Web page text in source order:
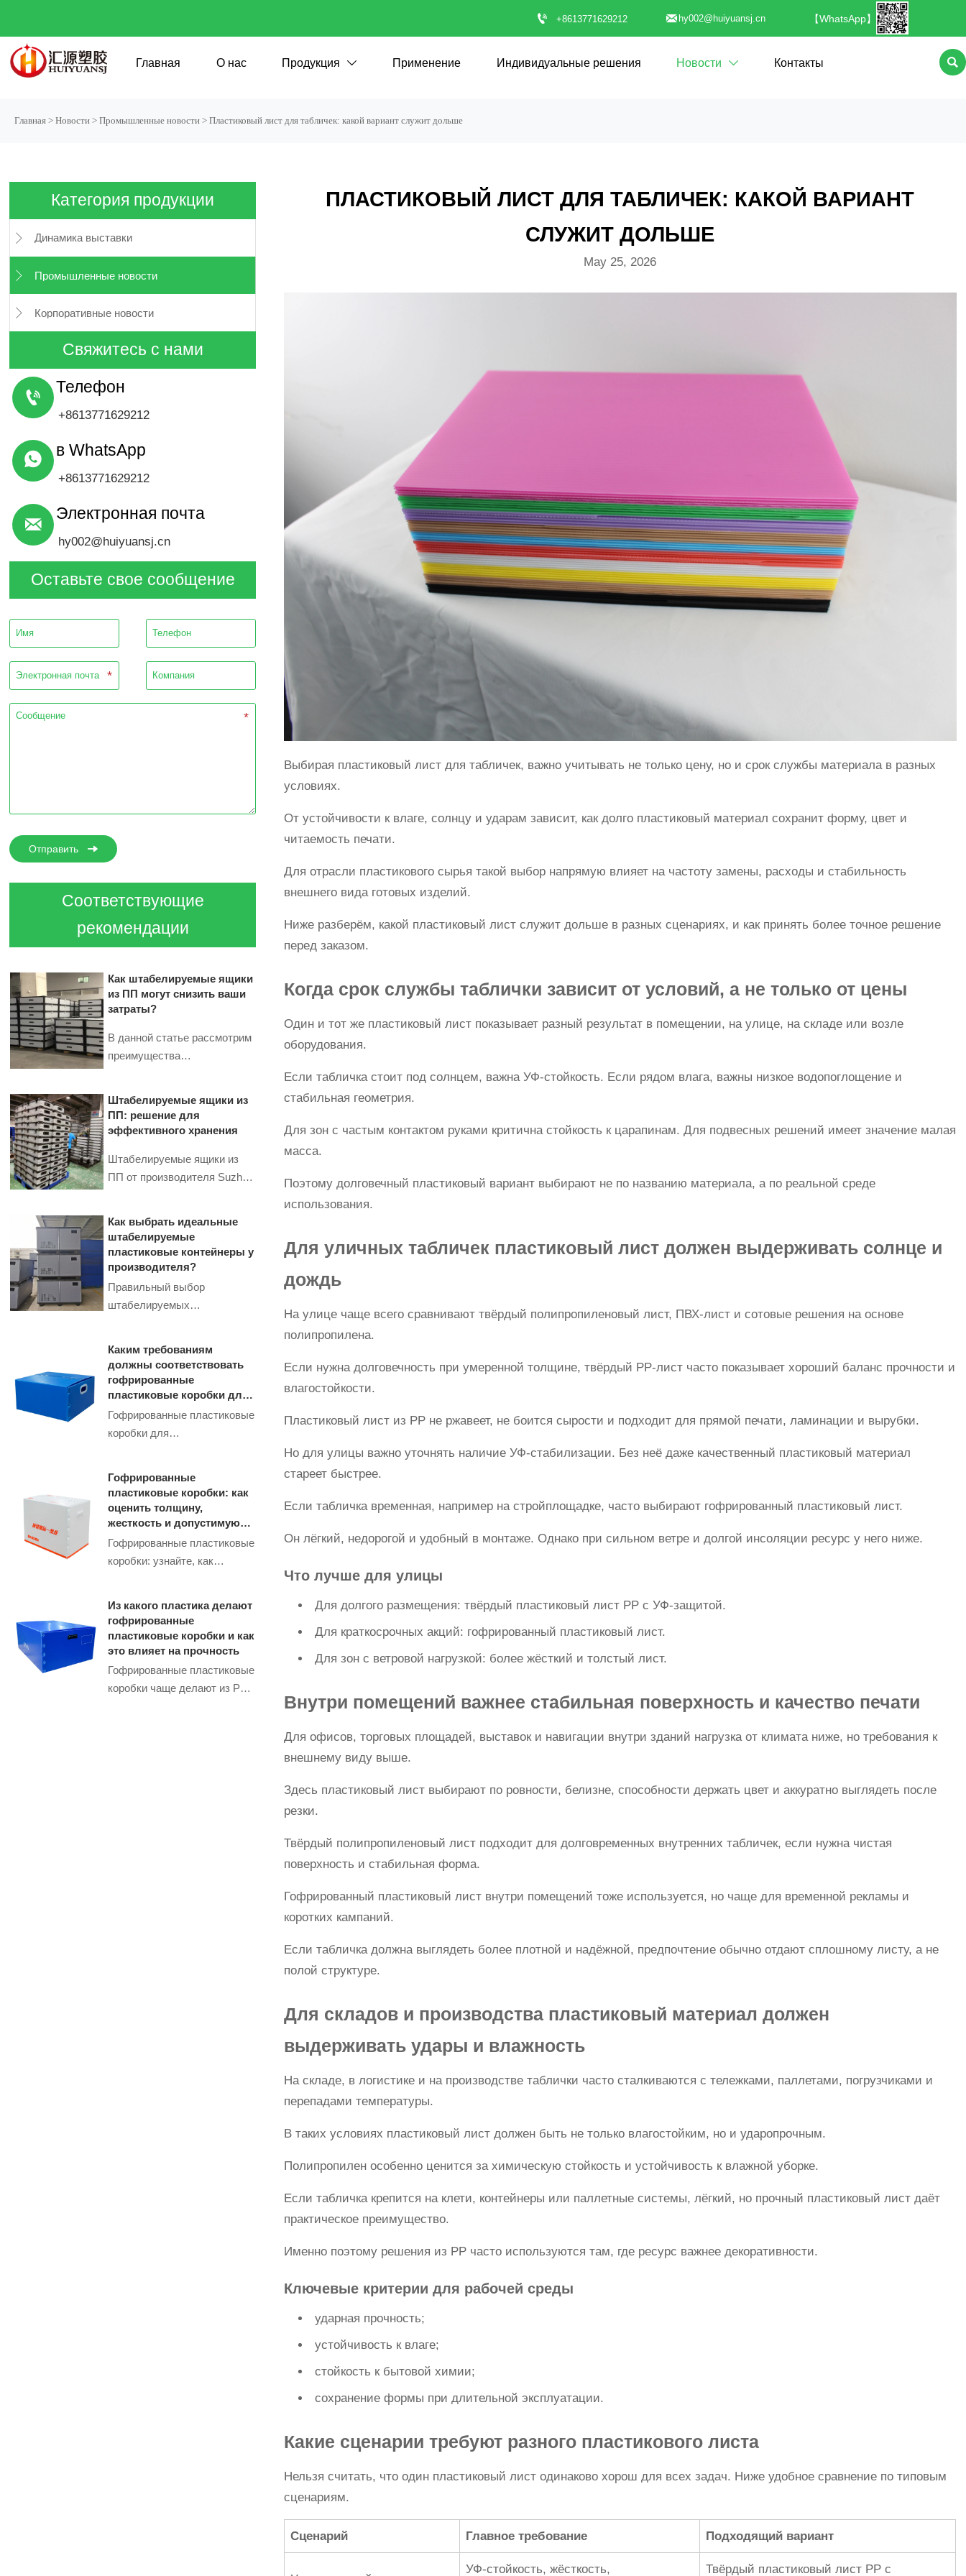
 +8613771629212  hy002@huiyuansj.cn 【WhatsApp】
Главная О нас Продукция  Применение Индивидуальные решения Новости  Контакты 
Главная > Новости > Промышленные новости > Пластиковый лист для табличек: какой вариант служит дольше
Категория продукции
 Динамика выставки
 Промышленные новости
 Корпоративные новости
Свяжитесь с нами

Телефон
+8613771629212

в WhatsApp
+8613771629212

Электронная почта
hy002@huiyuansj.cn
Оставьте свое сообщение
Отправить
Соответствующие
рекомендации
Как штабелируемые ящики
из ПП могут снизить ваши
затраты?
В данной статье рассмотрим
преимущества
вашему бизнесу сократить
затраты на логистику и
хранения.
Штабелируемые ящики из
ПП: решение для
эффективного хранения
Штабелируемые ящики из
ПП от производителя Suzhou
решения для складов.
Соответствуют
международным стандартам,
выдерживают многоярусное
складирование.
Как выбрать идеальные
штабелируемые
пластиковые контейнеры у
производителя?
Правильный выбор
штабелируемых
экономить пространство, но
и гарантировать
безопасность хранимых
товаров. Узнайте, какой
производитель сможет
контейнерами, подходящими
Каким требованиям
должны соответствовать
гофрированные
пластиковые коробки для
промышленного
применения
Гофрированные пластиковые
коробки для
прочности, чистоты и
ресурса. Узнайте, как
выбрать надежное решение
для логистики.
Гофрированные
пластиковые коробки: как
оценить толщину,
жесткость и допустимую
нагрузку
Гофрированные пластиковые
коробки: узнайте, как
чтобы выбрать надежную
тару, снизить потери и
избежать скрытых затрат.
Из какого пластика делают
гофрированные
пластиковые коробки и как
это влияет на прочность
Гофрированные пластиковые
коробки чаще делают из PP:
ПЛАСТИКОВЫЙ ЛИСТ ДЛЯ ТАБЛИЧЕК: КАКОЙ ВАРИАНТ
СЛУЖИТ ДОЛЬШЕ
May 25, 2026
Выбирая пластиковый лист для табличек, важно учитывать не только цену, но и срок службы материала в разных
условиях.
От устойчивости к влаге, солнцу и ударам зависит, как долго пластиковый материал сохранит форму, цвет и
читаемость печати.
Для отрасли пластикового сырья такой выбор напрямую влияет на частоту замены, расходы и стабильность
внешнего вида готовых изделий.
Ниже разберём, какой пластиковый лист служит дольше в разных сценариях, и как принять более точное решение
перед заказом.
Когда срок службы таблички зависит от условий, а не только от цены
Один и тот же пластиковый лист показывает разный результат в помещении, на улице, на складе или возле
оборудования.
Если табличка стоит под солнцем, важна УФ-стойкость. Если рядом влага, важны низкое водопоглощение и
стабильная геометрия.
Для зон с частым контактом руками критична стойкость к царапинам. Для подвесных решений имеет значение малая
масса.
Поэтому долговечный пластиковый вариант выбирают не по названию материала, а по реальной среде
использования.
Для уличных табличек пластиковый лист должен выдерживать солнце и
дождь
На улице чаще всего сравнивают твёрдый полипропиленовый лист, ПВХ-лист и сотовые решения на основе
полипропилена.
Если нужна долговечность при умеренной толщине, твёрдый PP-лист часто показывает хороший баланс прочности и
влагостойкости.
Пластиковый лист из PP не ржавеет, не боится сырости и подходит для прямой печати, ламинации и вырубки.
Но для улицы важно уточнять наличие УФ-стабилизации. Без неё даже качественный пластиковый материал
стареет быстрее.
Если табличка временная, например на стройплощадке, часто выбирают гофрированный пластиковый лист.
Он лёгкий, недорогой и удобный в монтаже. Однако при сильном ветре и долгой инсоляции ресурс у него ниже.
Что лучше для улицы
Для долгого размещения: твёрдый пластиковый лист PP с УФ-защитой.
Для краткосрочных акций: гофрированный пластиковый лист.
Для зон с ветровой нагрузкой: более жёсткий и толстый лист.
Внутри помещений важнее стабильная поверхность и качество печати
Для офисов, торговых площадей, выставок и навигации внутри зданий нагрузка от климата ниже, но требования к
внешнему виду выше.
Здесь пластиковый лист выбирают по ровности, белизне, способности держать цвет и аккуратно выглядеть после
резки.
Твёрдый полипропиленовый лист подходит для долговременных внутренних табличек, если нужна чистая
поверхность и стабильная форма.
Гофрированный пластиковый лист внутри помещений тоже используется, но чаще для временной рекламы и
коротких кампаний.
Если табличка должна выглядеть более плотной и надёжной, предпочтение обычно отдают сплошному листу, а не
полой структуре.
Для складов и производства пластиковый материал должен
выдерживать удары и влажность
На складе, в логистике и на производстве таблички часто сталкиваются с тележками, паллетами, погрузчиками и
перепадами температуры.
В таких условиях пластиковый лист должен быть не только влагостойким, но и ударопрочным.
Полипропилен особенно ценится за химическую стойкость и устойчивость к влажной уборке.
Если табличка крепится на клети, контейнеры или паллетные системы, лёгкий, но прочный пластиковый лист даёт
практическое преимущество.
Именно поэтому решения из PP часто используются там, где ресурс важнее декоративности.
Ключевые критерии для рабочей среды
ударная прочность;
устойчивость к влаге;
стойкость к бытовой химии;
сохранение формы при длительной эксплуатации.
Какие сценарии требуют разного пластикового листа
Нельзя считать, что один пластиковый лист одинаково хорош для всех задач. Ниже удобное сравнение по типовым
сценариям.
Сценарий Главное требование Подходящий вариант
УФ-стойкость, жёсткость, Твёрдый пластиковый лист PP с